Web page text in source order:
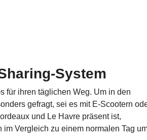
System
für ihren täglichen Weg. Um in den
gefragt, sei es mit E-Scootern
und Le Havre präsent ist,
Vergleich zu einem normalen Tag